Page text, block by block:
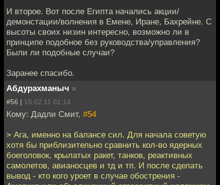
И второе. Вот после Египта начались акции/
демонстации/волнения в Емене, Иране, Бахрейне. С
высоты своих низин интересно, возможно ли в
принципе подобное без руководства/управления?
Были ли подобные случаи?
Заранее спасибо.
Абдурахманыч »
#56 | 15.02.11 01:14
Кому: Дадли Смит, #54
> Ага, именно на балансе сил. Для начала советую
хотя бы приблизительно сравнить кол-во ядерных
боеголовок, крылатых ракет, танков, реактивных
самолетов, авианосцев и тд и тп. И после сделать
вывод - кто кого уроет в случае обострения -